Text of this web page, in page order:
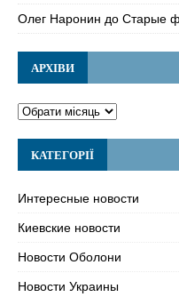
Олег Наронин доСтарые
АРХІВИ
КАТЕГОРІЇ
Интересные новости
Киевские новости
Новости Оболони
Новости Украины